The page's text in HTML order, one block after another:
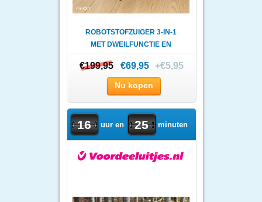
ROBOTSTOFZUIGER 3-IN-1
MET DWEILFUNCTIE EN
DOCKING..
€199,95
€199,95 €69,95 +€5,95
Nu kopen
16 uur en 25 minuten